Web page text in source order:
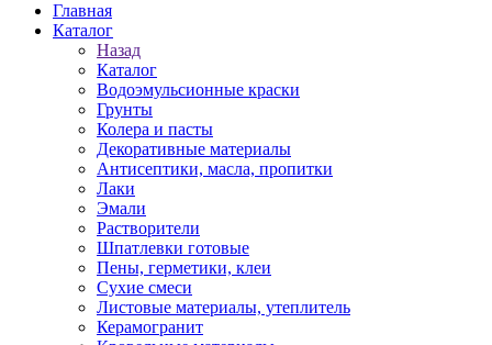
Главная
Каталог
Назад
Каталог
Водоэмульсионные краски
Грунты
Колера и пасты
Декоративные материалы
Антисептики, масла, пропитки
Лаки
Эмали
Растворители
Шпатлевки готовые
Пены, герметики, клеи
Сухие смеси
Листовые материалы, утеплитель
Керамогранит